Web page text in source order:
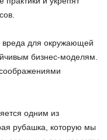
вреда для окружающей
бизнес-моделям.
одним из
рубашка, которую мы